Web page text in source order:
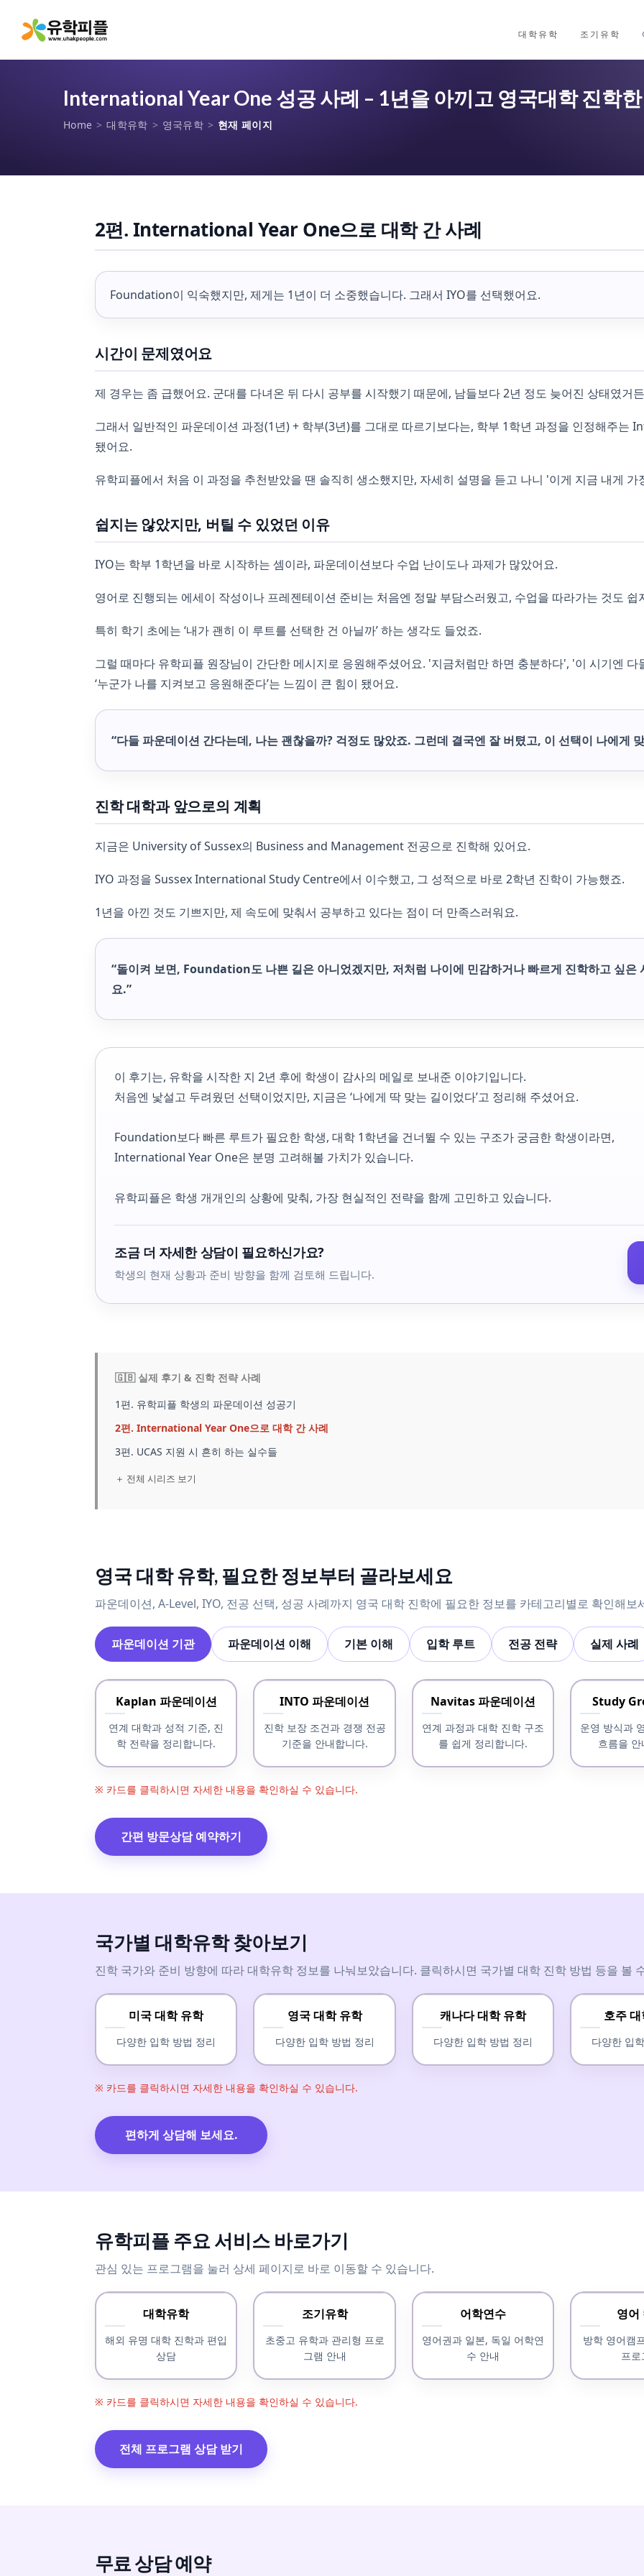
대학유학 조기유학
International Year One 성공 사례 – 1년을 아끼고 영국대학 진학
Home > 대학유학 > 영국유학 > 현재 페이지
2편. International Year One으로 대학 간 사례
Foundation이 익숙했지만, 제게는 1년이 더 소중했습니다. 그래서 IYO를 선택했어요.
시간이 문제였어요
제 경우는 좀 급했어요. 군대를 다녀온 뒤 다시 공부를 시작했기 때문에, 남들보다 2년 정도 늦어진 상태였거
그래서 일반적인 파운데이션 과정(1년) + 학부(3년)를 그대로 따르기보다는, 학부 1학년 과정을 인정해주는
됐어요.
유학피플에서 처음 이 과정을 추천받았을 땐 솔직히 생소했지만, 자세히 설명을 듣고 나니 '이게 지금 내게
쉽지는 않았지만, 버틸 수 있었던 이유
IYO는 학부 1학년을 바로 시작하는 셈이라, 파운데이션보다 수업 난이도나 과제가 많았어요.
영어로 진행되는 에세이 작성이나 프레젠테이션 준비는 처음엔 정말 부담스러웠고, 수업을 따라가는 것도 쉽
특히 학기 초에는 ‘내가 괜히 이 루트를 선택한 건 아닐까’ 하는 생각도 들었죠.
그럴 때마다 유학피플 원장님이 간단한 메시지로 응원해주셨어요. '지금처럼만 하면 충분하다', '이 시기엔
‘누군가 나를 지켜보고 응원해준다’는 느낌이 큰 힘이 됐어요.
“다들 파운데이션 간다는데, 나는 괜찮을까? 걱정도 많았죠. 그런데 결국엔 잘 버텼고, 이 선택이 나에게
진학 대학과 앞으로의 계획
지금은 University of Sussex의 Business and Management 전공으로 진학해 있어요.
IYO 과정을 Sussex International Study Centre에서 이수했고, 그 성적으로 바로 2학년 진학이 가능했죠.
1년을 아낀 것도 기쁘지만, 제 속도에 맞춰서 공부하고 있다는 점이 더 만족스러워요.
“돌이켜 보면, Foundation도 나쁜 길은 아니었겠지만, 저처럼 나이에 민감하거나 빠르게 진학하고 싶은
요.”
이 후기는, 유학을 시작한 지 2년 후에 학생이 감사의 메일로 보내준 이야기입니다.
처음엔 낯설고 두려웠던 선택이었지만, 지금은 ‘나에게 딱 맞는 길이었다’고 정리해 주셨어요.
Foundation보다 빠른 루트가 필요한 학생, 대학 1학년을 건너뛸 수 있는 구조가 궁금한 학생이라면,
International Year One은 분명 고려해볼 가치가 있습니다.
유학피플은 학생 개개인의 상황에 맞춰, 가장 현실적인 전략을 함께 고민하고 있습니다.
조금 더 자세한 상담이 필요하신가요?
학생의 현재 상황과 준비 방향을 함께 검토해 드립니다.
🇬🇧 실제 후기 & 진학 전략 사례
1편. 유학피플 학생의 파운데이션 성공기
2편. International Year One으로 대학 간 사례
3편. UCAS 지원 시 흔히 하는 실수들
＋ 전체 시리즈 보기
영국 대학 유학, 필요한 정보부터 골라보세요
파운데이션, A-Level, IYO, 전공 선택, 성공 사례까지 영국 대학 진학에 필요한 정보를 카테고리별로 확인해보
파운데이션 기관 파운데이션 이해 기본 이해 입학 루트 전공 전략 실제 사례
Kaplan 파운데이션
연계 대학과 성적 기준, 진
학 전략을 정리합니다.
INTO 파운데이션
진학 보장 조건과 경쟁 전공
기준을 안내합니다.
Navitas 파운데이션
연계 과정과 대학 진학 구조
를 쉽게 정리합니다.
Study
운영 방식과
흐름을
※ 카드를 클릭하시면 자세한 내용을 확인하실 수 있습니다.
간편 방문상담 예약하기
국가별 대학유학 찾아보기
진학 국가와 준비 방향에 따라 대학유학 정보를 나눠보았습니다. 클릭하시면 국가별 대학 진학 방법 등을 볼
미국 대학 유학
다양한 입학 방법 정리
영국 대학 유학
다양한 입학 방법 정리
캐나다 대학 유학
다양한 입학 방법 정리
호주
다양한 입
※ 카드를 클릭하시면 자세한 내용을 확인하실 수 있습니다.
편하게 상담해 보세요.
유학피플 주요 서비스 바로가기
관심 있는 프로그램을 눌러 상세 페이지로 바로 이동할 수 있습니다.
대학유학
해외 유명 대학 진학과 편입
상담
조기유학
초중고 유학과 관리형 프로
그램 안내
어학연수
영어권과 일본, 독일 어학연
수 안내
영어
방학 영어캠
프
※ 카드를 클릭하시면 자세한 내용을 확인하실 수 있습니다.
전체 프로그램 상담 받기
무료 상담 예약